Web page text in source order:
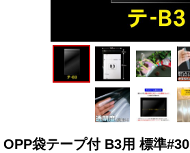
OPP袋テープ付 B3用 標準#30